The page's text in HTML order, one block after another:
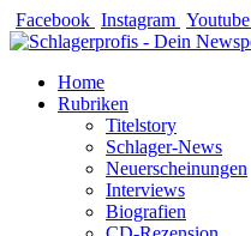
Zum
Inhalt
Facebook Instagram Youtube
Home
Rubriken
Titelstory
Schlager-News
Neuerscheinungen
Interviews
Biografien